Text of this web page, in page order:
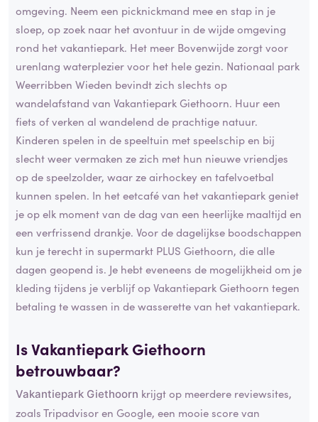
omgeving. Neem een picknickmand mee en stap in je
sloep, op zoek naar het avontuur in de wijde omgeving
rond het vakantiepark. Het meer Bovenwijde zorgt voor
urenlang waterplezier voor het hele gezin. Nationaal park
Weerribben Wieden bevindt zich slechts op
wandelafstand van Vakantiepark Giethoorn. Huur een
fiets of verken al wandelend de prachtige natuur.
Kinderen spelen in de speeltuin met speelschip en bij
slecht weer vermaken ze zich met hun nieuwe vriendjes
op de speelzolder, waar ze airhockey en tafelvoetbal
kunnen spelen. In het eetcafé van het vakantiepark geniet
je op elk moment van de dag van een heerlijke maaltijd en
een verfrissend drankje. Voor de dagelijkse boodschappen
kun je terecht in supermarkt PLUS Giethoorn, die alle
dagen geopend is. Je hebt eveneens de mogelijkheid om je
kleding tijdens je verblijf op Vakantiepark Giethoorn tegen
betaling te wassen in de wasserette van het vakantiepark.
Is Vakantiepark Giethoorn
betrouwbaar?
Vakantiepark Giethoorn krijgt op meerdere reviewsites,
zoals Tripadvisor en Google, een mooie score van